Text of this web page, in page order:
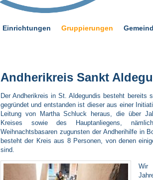
Einrichtungen Gruppierungen
Andherikreis Sankt
Der Andherikreis in St. Aldegundis besteht bereits
gegründet und entstanden ist dieser aus einer
Leitung von Martha Schluck heraus, die über
Kreises sowie des Hauptanliegens,
Weihnachtsbasaren zugunsten der Andherihilfe in
besteht der Kreis aus 8 Personen, von denen
sind.
Wir